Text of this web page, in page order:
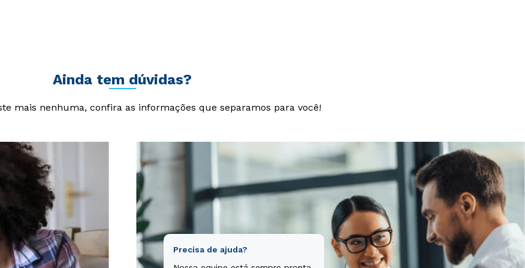
Ainda tem dúvidas?
mais nenhuma, confira as informações que separamos para você!
Precisa de ajuda?